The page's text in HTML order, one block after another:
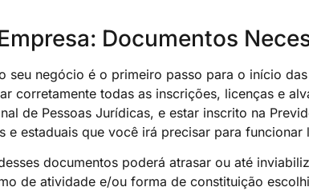
Documentos
seu negócio é o primeiro passo para o início
corretamente todas as inscrições, licenças e
de Pessoas Jurídicas, e estar inscrito na
e estaduais que você irá precisar para funcionar
documentos poderá atrasar ou até
de atividade e/ou forma de constituição